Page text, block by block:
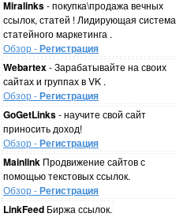
Miralinks- покупка\продажа вечных
ссылок, статей ! Лидирующая система
статейного маркетинга .
Обзор -Регистрация
Webartex- Зарабатывайте на своих
сайтах и группах в VK .
Обзор -Регистрация
GoGetLinks- научите свой сайт
приносить доход!
Обзор -Регистрация
Mainlink Продвижение сайтов с
помощью текстовых ссылок.
Обзор -Регистрация
LinkFeed Биржа ссылок.